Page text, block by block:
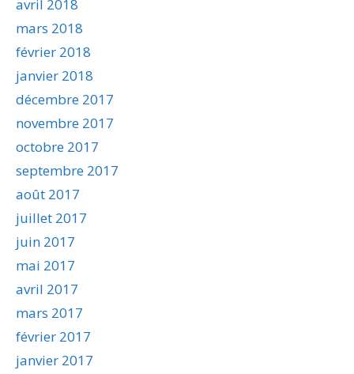
avril 2018
mars 2018
février 2018
janvier 2018
décembre 2017
novembre 2017
octobre 2017
septembre 2017
août 2017
juillet 2017
juin 2017
mai 2017
avril 2017
mars 2017
février 2017
janvier 2017